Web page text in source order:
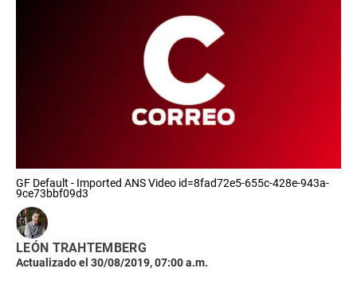
GF Default - Imported ANS Video id=8fad72e5-655c-428e-943a-
9ce73bbf09d3
LEÓN TRAHTEMBERG
Actualizado el 30/08/2019, 07:00 a.m.